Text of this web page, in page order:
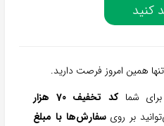
کنید
همین امروز فرصت دارید.
شما
کد تخفیف 70 هزار
بر رویسفارش‌ها با مبلغ